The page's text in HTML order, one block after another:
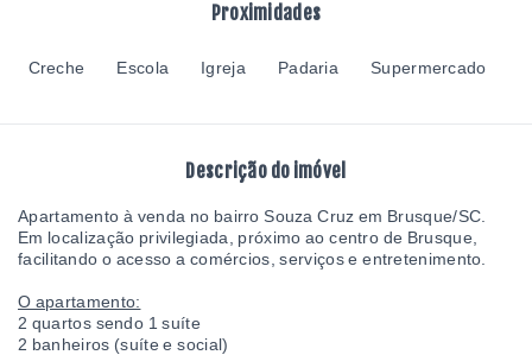
Proximidades
Creche Escola Igreja Padaria Supermercado
Descrição do imóvel
Apartamento à venda no bairro Souza Cruz em Brusque/SC.
Em localização privilegiada, próximo ao centro de Brusque,
facilitando o acesso a comércios, serviços e entretenimento.
O apartamento:
2 quartos sendo 1 suíte
2 banheiros (suíte e social)